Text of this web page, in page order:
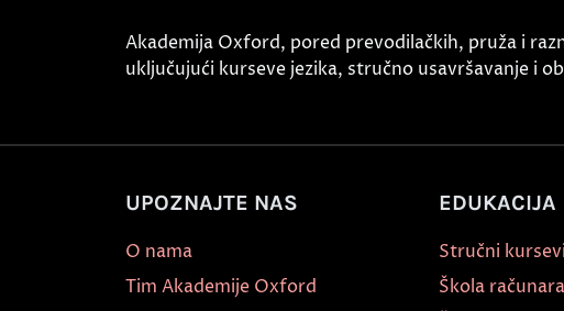
Akademija Oxford, pored prevodilačkih, pruža i
uključujući kurseve jezika, stručno usavršavanje i
UPOZNAJTE NAS
O nama
Tim Akademije Oxford
EDUKACIJA
Stručni
Škola računara